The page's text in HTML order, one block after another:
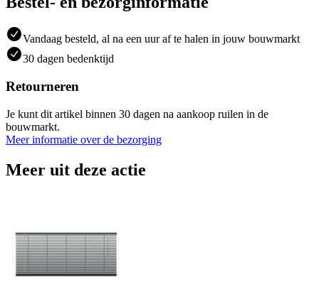
Vandaag besteld, al na een uur af te halen in jouw bouwmarkt
30 dagen bedenktijd
Retourneren
Je kunt dit artikel binnen 30 dagen na aankoop ruilen in de
bouwmarkt.
Meer informatie over de bezorging
Meer uit deze actie